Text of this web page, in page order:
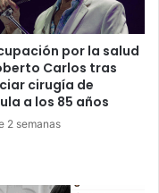
por la salud
Carlos tras
cirugía de
a los 85 años
2 semanas